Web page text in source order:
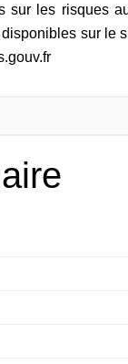
sur les risques
sur le